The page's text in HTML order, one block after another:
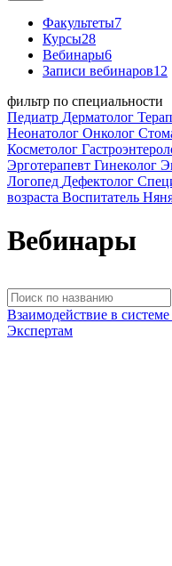
Факультеты7
Курсы28
Вебинары6
Записи вебинаров12
фильтр по специальности
Педиатр Дерматолог
Неонатолог Онколог
Косметолог
Эрготерапевт Гинеколог
Логопед Дефектолог
возраста Воспитатель
Вебинары
Взаимодействие в
Экспертам